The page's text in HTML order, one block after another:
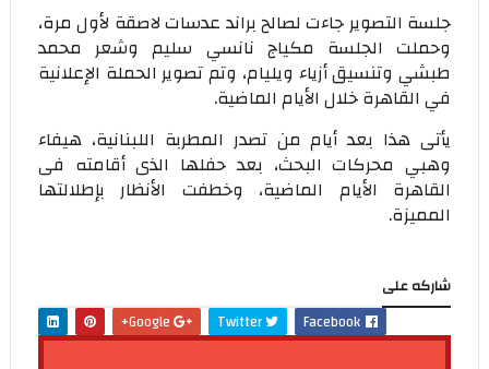
جلسة التصوير جاءت لصالح براند عدسات لاصقة لأول مرة،
وحملت الجلسة مكياج نانسي سليم وشعر محمد
طبشي وتنسيق أزياء ويليام، وتم تصوير الحملة الإعلانية
في القاهرة خلال الأيام الماضية.
يأتى هذا بعد أيام من تصدر المطربة اللبنانية، هيفاء
وهبي محركات البحث، بعد حفلها الذى أقامته فى
القاهرة الأيام الماضية، وخطفت الأنظار بإطلالتها
المميزة.
شاركه على
Facebook
Twitter